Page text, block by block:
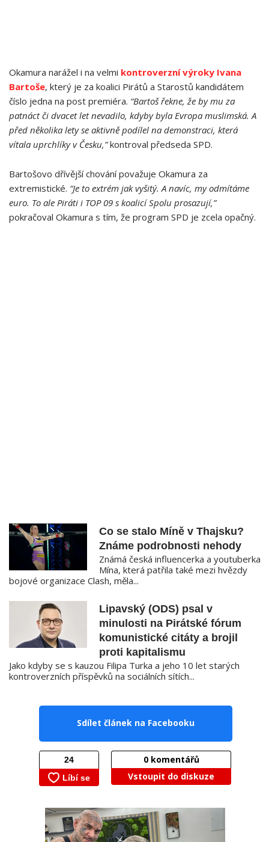
Okamura narážel i na velmi kontroverzní výroky Ivana
Bartoše, který je za koalici Pirátů a Starostů kandidátem
číslo jedna na post premiéra. “Bartoš řekne, že by mu za
patnáct či dvacet let nevadilo, kdyby byla Evropa muslimská. A
před několika lety se aktivně podílel na demonstraci, která
vítala uprchlíky v Česku,”kontroval předseda SPD.
Bartošovo dřívější chování považuje Okamura za
extremistické. “Je to extrém jak vyšitý. A navíc, my odmítáme
euro. To ale Piráti i TOP 09 s koalicí Spolu prosazují,”
pokračoval Okamura s tím, že program SPD je zcela opačný.
Co se stalo Míně v Thajsku?
Známe podrobnosti nehody
Známá česká influencerka a youtuberka
Mína, která patřila také mezi hvězdy
bojové organizace Clash, měla...
Lipavský (ODS) psal v
minulosti na Pirátské fórum
komunistické citáty a brojil
proti kapitalismu
Jako kdyby se s kauzou Filipa Turka a jeho 10 let starých
kontroverzních příspěvků na sociálních sítích...
Sdílet článek na Facebooku
0komentářů
Vstoupit do diskuze